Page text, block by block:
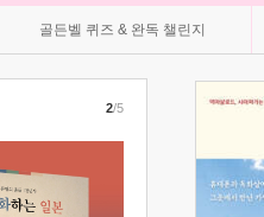
골든벨 퀴즈 & 완독 챌린지
2/5